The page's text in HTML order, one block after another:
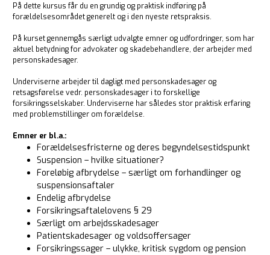
På dette kursus får du en grundig og praktisk indføring på
forældelsesområdet generelt og i den nyeste retspraksis.
På kurset gennemgås særligt udvalgte emner og udfordringer, som har
aktuel betydning for advokater og skadebehandlere, der arbejder med
personskadesager.
Underviserne arbejder til dagligt med personskadesager og
retsagsførelse vedr. personskadesager i to forskellige
forsikringsselskaber. Underviserne har således stor praktisk erfaring
med problemstillinger om forældelse.
Emner er bl.a.:
Forældelsesfristerne og deres begyndelsestidspunkt
Suspension – hvilke situationer?
Foreløbig afbrydelse – særligt om forhandlinger og
suspensionsaftaler
Endelig afbrydelse
Forsikringsaftalelovens § 29
Særligt om arbejdsskadesager
Patientskadesager og voldsoffersager
Forsikringssager – ulykke, kritisk sygdom og pension